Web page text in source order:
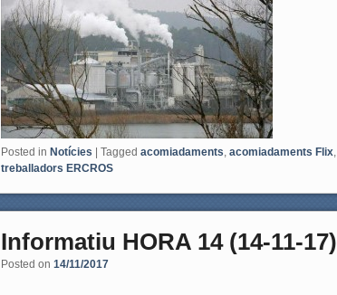
b
o
o
k
e
r
Posted in Notícies Tagged acomiadaments, acomiadaments Flix,
treballadors ERCROS
Informatiu HORA 14 (14-11-17)
Posted on 14/11/2017